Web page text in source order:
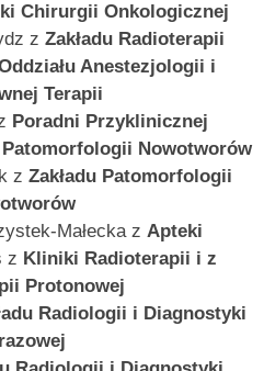
Chirurgii Onkologicznej
z Zakładu Radioterapii
Anestezjologii i
Terapii
Poradni Przyklinicznej
Patomorfologii Nowotworów
z Zakładu Patomorfologii
Małecka z Apteki
z Kliniki Radioterapii i z
Protonowej
Radiologii i Diagnostyki